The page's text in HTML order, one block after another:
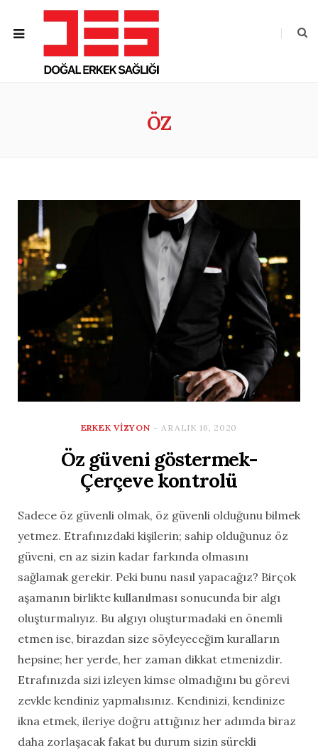
ÖZ
ERKEK VIZYON ARALIK 16, 2020
Öz güveni göstermek-
Çerçeve kontrolü
Sadece öz güvenli olmak, öz güvenli olduğunu bilmek
yetmez. Etrafınızdaki kişilerin; sahip olduğunuz öz
güveni, en az sizin kadar farkında olmasını
sağlamak gerekir. Peki bunu nasıl yapacağız? Birçok
aşamanın birlikte kullanılması sonucunda bir algı
oluşturmalıyız. Bu algıyı oluşturmadaki en önemli
etmen ise, birazdan size söyleyeceğim kuralların
hepsine; her yerde, her zaman dikkat etmenizdir.
Etrafınızda sizi izleyen kimse olmadığını bu görevi
zevkle kendiniz yapmalısınız. Kendinizi, kendinize
ikna etmek, ileriye doğru attığınız her adımda biraz
daha zorlaşacak fakat bu durum sizin sürekli